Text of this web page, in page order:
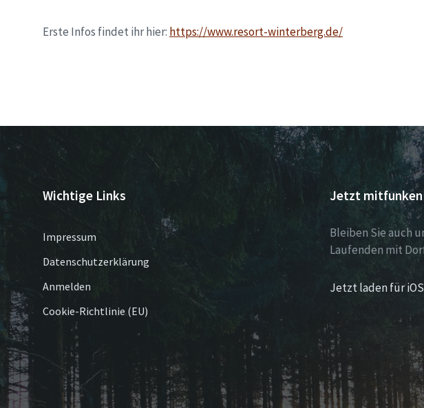
Erste Infos findet ihr hier: https://www.resort-winterberg.de/
Wichtige Links
Impressum
Datenschutzerklärung
Anmelden
Cookie-Richtlinie (EU)
Jetzt
Bleiben Sie auch
Laufenden mit
Jetzt laden für